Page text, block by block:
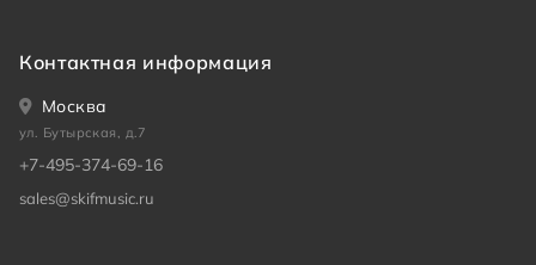
Контактная информация
Москва
ул. Бутырская, д.7
+7-495-374-69-16
sales@skifmusic.ru